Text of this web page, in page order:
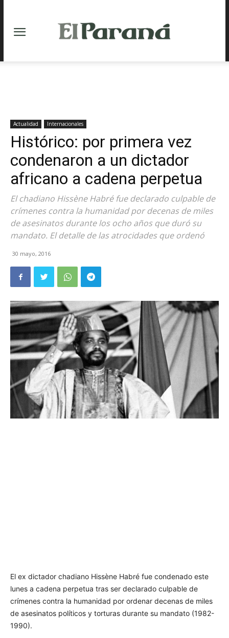
Actualidad Internacionales
Histórico: por primera vez
condenaron a un dictador
africano a cadena perpetua
El chadiano Hissène Habré fue declarado culpable de
crímenes contra la humanidad por decenas de miles
de asesinatos durante los ocho años que duró su
mandato. El detalle de las atrocidades que ordenó
30 mayo, 2016
El ex dictador chadiano Hissène Habré fue condenado este
lunes a cadena perpetua tras ser declarado culpable de
crímenes contra la humanidad por ordenar decenas de miles
de asesinatos políticos y torturas durante su mandato (1982-
1990).